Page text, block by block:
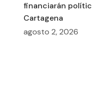
financiarán
Cartagena
agosto 2, 2026